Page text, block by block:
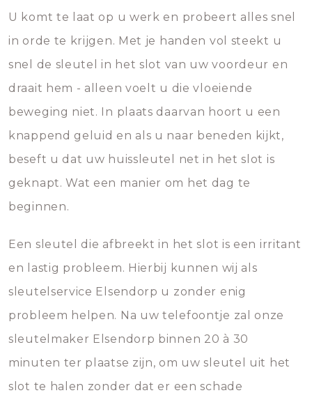
U komt te laat op u werk en probeert alles snel
in orde te krijgen. Met je handen vol steekt u
snel de sleutel in het slot van uw voordeur en
draait hem - alleen voelt u die vloeiende
beweging niet. In plaats daarvan hoort u een
knappend geluid en als u naar beneden kijkt,
beseft u dat uw huissleutel net in het slot is
geknapt. Wat een manier om het dag te
beginnen.
Een sleutel die afbreekt in het slot is een irritant
en lastig probleem. Hierbij kunnen wij als
sleutelservice Elsendorp u zonder enig
probleem helpen. Na uw telefoontje zal onze
sleutelmaker Elsendorp binnen 20 à 30
minuten ter plaatse zijn, om uw sleutel uit het
slot te halen zonder dat er een schade